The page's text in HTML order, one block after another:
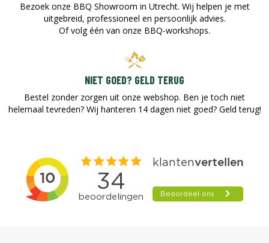
Bezoek onze BBQ Showroom in Utrecht. Wij helpen je met
uitgebreid, professioneel en persoonlijk advies.
Of volg één van onze BBQ-workshops.
NIET GOED? GELD TERUG
Bestel zonder zorgen uit onze webshop. Ben je toch niet
helemaal tevreden? Wij hanteren 14 dagen niet goed? Geld terug!​